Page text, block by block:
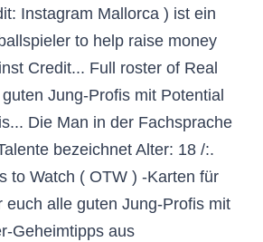
Instagram Mallorca ) ist ein
to help raise money
Credit... Full roster of Real
Jung-Profis mit Potential
Die Man in der Fachsprache
bezeichnet Alter: 18 /:.
to Watch ( OTW ) -Karten für
euch alle guten Jung-Profis mit
Geheimtipps aus